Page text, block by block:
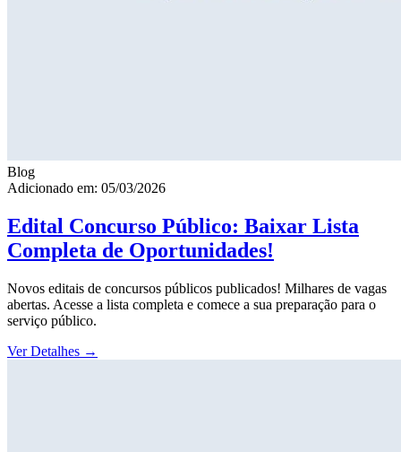
Blog
Adicionado em: 05/03/2026
Edital Concurso Público: Baixar Lista
Completa de Oportunidades!
Novos editais de concursos públicos publicados! Milhares de vagas
abertas. Acesse a lista completa e comece a sua preparação para o
serviço público.
Ver Detalhes →